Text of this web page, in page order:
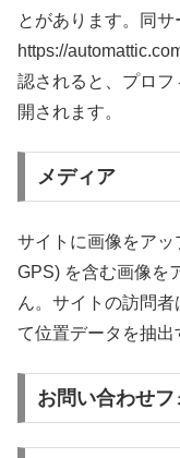
とがあります。同
https://
認されると、プロ
開されます。
メディア
サイトに画像をア
GPS) を含む画像を
ん。サイトの訪問
て位置データを抽出
お問い合わせフ